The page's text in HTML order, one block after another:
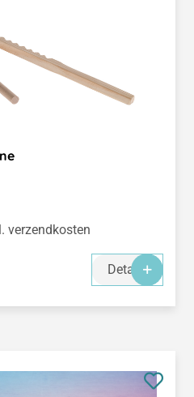
verzendkosten
Details